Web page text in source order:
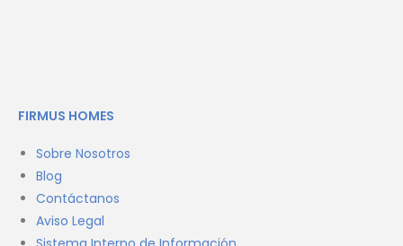
FIRMUS HOMES
Sobre Nosotros
Blog
Contáctanos
Aviso Legal